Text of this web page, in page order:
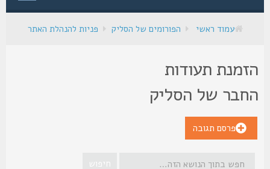
עמוד ראשי הפורומים של הסליק פניות להנהלת האתר
תעודות
של הסליק
פרסם תגובה